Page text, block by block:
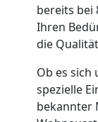
bereits bei
Ihren
die
Ob es sich
spezielle
bekannter